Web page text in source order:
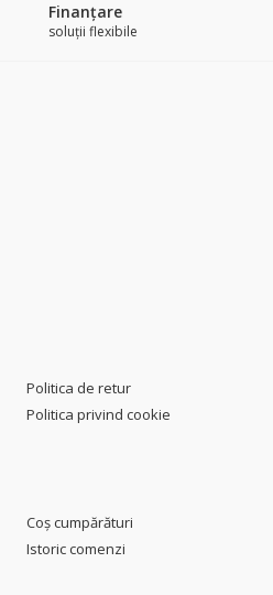
Finanțare
soluții flexibile
Politica de retur
Politica privind cookie
Coş cumpărături
Istoric comenzi